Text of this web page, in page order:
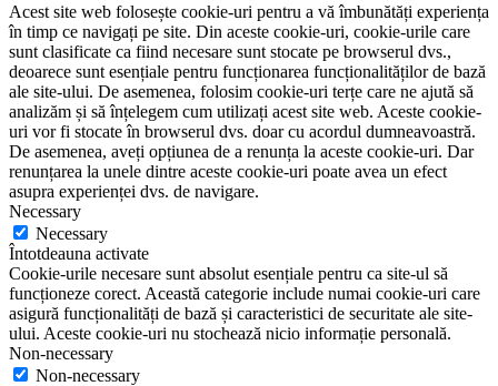
Acest site web folosește cookie-uri pentru a vă îmbunătăți experiența
în timp ce navigați pe site. Din aceste cookie-uri, cookie-urile care
sunt clasificate ca fiind necesare sunt stocate pe browserul dvs.,
deoarece sunt esențiale pentru funcționarea funcționalităților de bază
ale site-ului. De asemenea, folosim cookie-uri terțe care ne ajută să
analizăm și să înțelegem cum utilizați acest site web. Aceste cookie-
uri vor fi stocate în browserul dvs. doar cu acordul dumneavoastră.
De asemenea, aveți opțiunea de a renunța la aceste cookie-uri. Dar
renunțarea la unele dintre aceste cookie-uri poate avea un efect
asupra experienței dvs. de navigare.
Necessary
Necessary
Întotdeauna activate
Cookie-urile necesare sunt absolut esențiale pentru ca site-ul să
funcționeze corect. Această categorie include numai cookie-uri care
asigură funcționalități de bază și caracteristici de securitate ale site-
ului. Aceste cookie-uri nu stochează nicio informație personală.
Non-necessary
Non-necessary